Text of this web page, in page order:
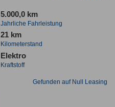
5.000,0 km
Jahrliche Fahrleistung
21 km
Kilometerstand
Elektro
Kraftstoff
Gefunden auf Null Leasing